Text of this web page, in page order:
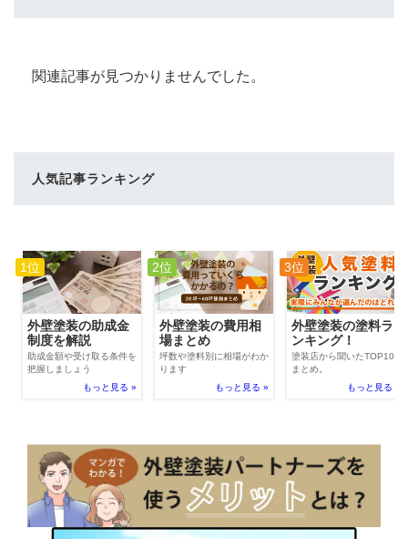
関連記事が見つかりませんでした。
人気記事ランキング
1位
外壁塗装の助成金
制度を解説
助成金額や受け取る条件を
把握しましょう
もっと見る »
2位
外壁塗装の費用相
場まとめ
坪数や塗料別に相場がわか
ります
もっと見る »
3位
外壁塗装の塗料ラ
ンキング！
塗装店から聞いたTOP100
まとめ。
もっと見る »